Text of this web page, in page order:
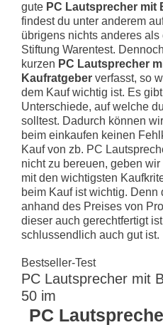
gute PC Lautsprecher mit
findest du unter anderem
übrigens nichts anderes als
Stiftung Warentest.
kurzen PC Lautsprecher
Kaufratgeber verfasst, so
dem Kauf wichtig ist. Es
Unterschiede, auf welche
solltest. Dadurch können
beim einkaufen keinen
Kauf von zb. PC
nicht zu bereuen, geben
mit den wichtigsten
beim Kauf ist wichtig. Denn
anhand des Preises von
dieser auch gerechtfertigt
schlussendlich auch gut ist.
Bestseller-Test
PC Lautsprecher mit
50 im
PC